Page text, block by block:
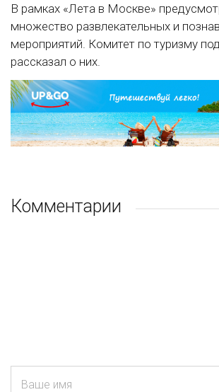
В рамках «Лета в Москве»
множество развлекательных и
мероприятий. Комитет по туризму
рассказал о них.
Комментарии
Ваше имя